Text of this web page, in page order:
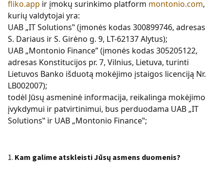
fliko.app ir įmokų surinkimo platform montonio.com,
kurių valdytojai yra:
UAB „IT Solutions‟ (įmonės kodas 300899746, adresas
S. Dariaus ir S. Girėno g. 9, LT-62137 Alytus);
UAB „Montonio Finance” (įmonės kodas 305205122,
adresas Konstitucijos pr. 7, Vilnius, Lietuva, turinti
Lietuvos Banko išduotą mokėjimo įstaigos licenciją Nr.
LB002007);
todėl Jūsų asmeninė informacija, reikalinga mokėjimo
įvykdymui ir patvirtinimui, bus perduodama UAB „IT
Solutions‟ ir UAB „Montonio Finance‟;
Kam galime atskleisti Jūsų asmens duomenis?